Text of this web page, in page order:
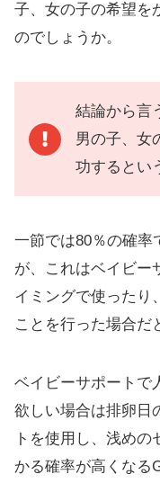
子、女の子の希望を
のでしょうか。
結論から言
男の子、女
功するとい
一節では80％の確率
が、これはベイビー
イミングで使ったり
ことを行った場合だ
ベイビーサポートで
欲しい場合は排卵日
トを使用し、浅め
かる確率が高くなる